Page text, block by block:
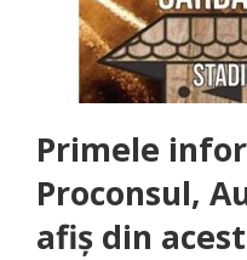
Primele
Proconsul,
afiș din